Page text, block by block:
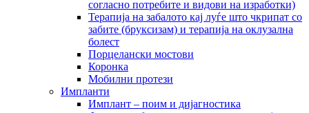
согласно потребите и видови на изработки)
Терапија на забалото кај луѓе што чкрипат со
забите (бруксизам) и терапија на оклузална
болест
Порцелански мостови
Коронка
Мобилни протези
Импланти
Имплант – поим и дијагностика